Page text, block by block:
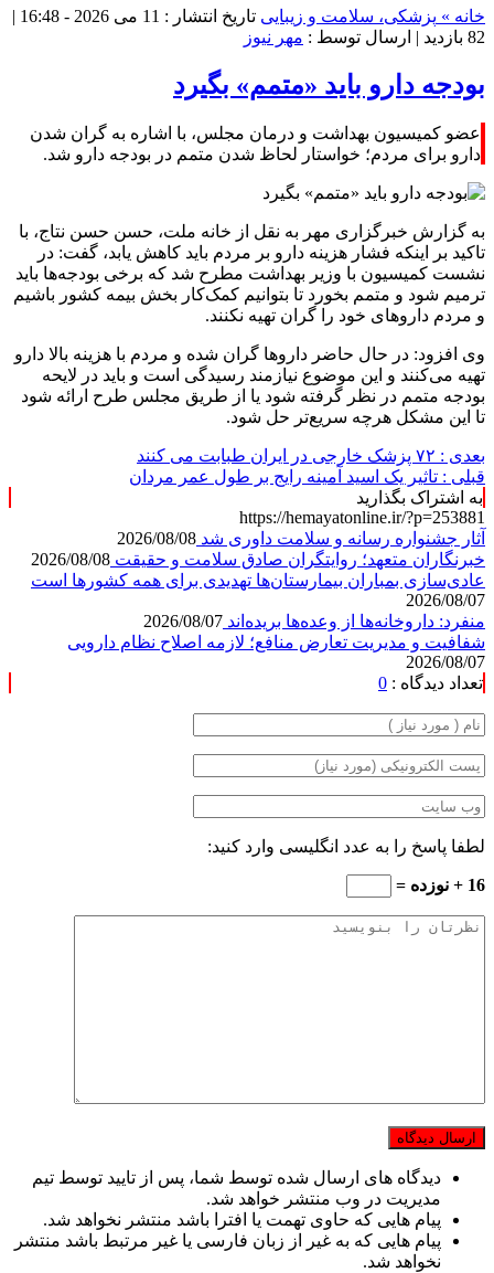
خانه » پزشکی، سلامت و زیبایی تاریخ انتشار : 11 می 2026 - 16:48 |
82 بازدید
| ارسال توسط : مهر نیوز
بودجه دارو باید «متمم» بگیرد
عضو کمیسیون بهداشت و درمان مجلس، با اشاره به گران شدن
دارو برای مردم؛ خواستار لحاظ شدن متمم در بودجه دارو شد.
به گزارش خبرگزاری مهر به نقل از خانه ملت، حسن حسن نتاج، با
تاکید بر اینکه فشار هزینه دارو بر مردم باید کاهش یابد، گفت: در
نشست کمیسیون با وزیر بهداشت مطرح شد که برخی بودجه‌ها باید
ترمیم شود و متمم بخورد تا بتوانیم کمک‌کار بخش بیمه کشور باشیم
و مردم داروهای خود را گران تهیه نکنند.
وی افزود: در حال حاضر داروها گران شده و مردم با هزینه بالا دارو
تهیه می‌کنند و این موضوع نیازمند رسیدگی است و باید در لایحه
بودجه متمم در نظر گرفته شود یا از طریق مجلس طرح ارائه شود
تا این مشکل هرچه سریع‌تر حل شود.
بعدی :
قبلی : تاثیر یک اسید آمینه رایج بر طول عمر مردان
به اشتراک بگذارید
https://hemayatonline.ir/?p=253881
آثار جشنواره رسانه و سلامت داوری شد 2026/08/08
خبرنگاران متعهد؛ روایتگران صادق سلامت و حقیقت 2026/08/08
عادی‌سازی بمباران بیمارستان‌ها تهدیدی برای همه کشورها است
2026/08/07
منفرد: داروخانه‌ها از وعده‌ها بریده‌اند 2026/08/07
شفافیت و مدیریت تعارض منافع؛ لازمه اصلاح نظام دارویی
2026/08/07
تعداد دیدگاه : 0
لطفا پاسخ را به عدد انگلیسی وارد کنید:
16 + نوزده =
دیدگاه های ارسال شده توسط شما، پس از تایید توسط تیم
مدیریت در وب منتشر خواهد شد.
پیام هایی که حاوی تهمت یا افترا باشد منتشر نخواهد شد.
پیام هایی که به غیر از زبان فارسی یا غیر مرتبط باشد منتشر
نخواهد شد.